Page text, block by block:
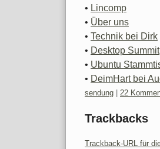
• Lincomp
• Über uns
• Technik bei Dirk
• Desktop Summit
• Ubuntu
• DeimHart bei
Kategorien:
sendung 22
Trackbacks
Trackback-URL für